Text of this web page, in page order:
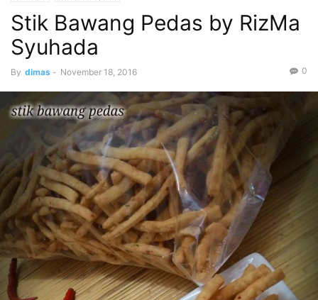
Stik Bawang Pedas by RizMa
Syuhada
By dimas - November 18, 2016 0